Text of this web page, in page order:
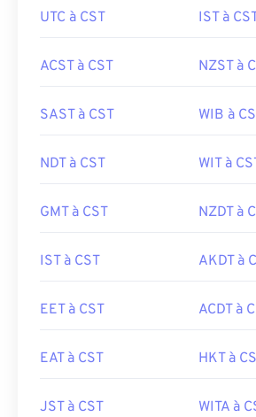
UTC à CST IST à
ACST à CST NZST à
SAST à CST WIB à
NDT à CST WIT à
GMT à CST NZDT à
IST à CST AKDT à
EET à CST ACDT à
EAT à CST HKT à
JST à CST WITA à